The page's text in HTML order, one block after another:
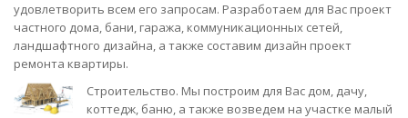
удовлетворить всем его запросам. Разработаем для Вас проект
частного дома, бани, гаража, коммуникационных сетей,
ландшафтного дизайна, а также составим дизайн проект
ремонта квартиры.
Строительство. Мы построим для Вас дом, дачу,
коттедж, баню, а также возведем на участке малый